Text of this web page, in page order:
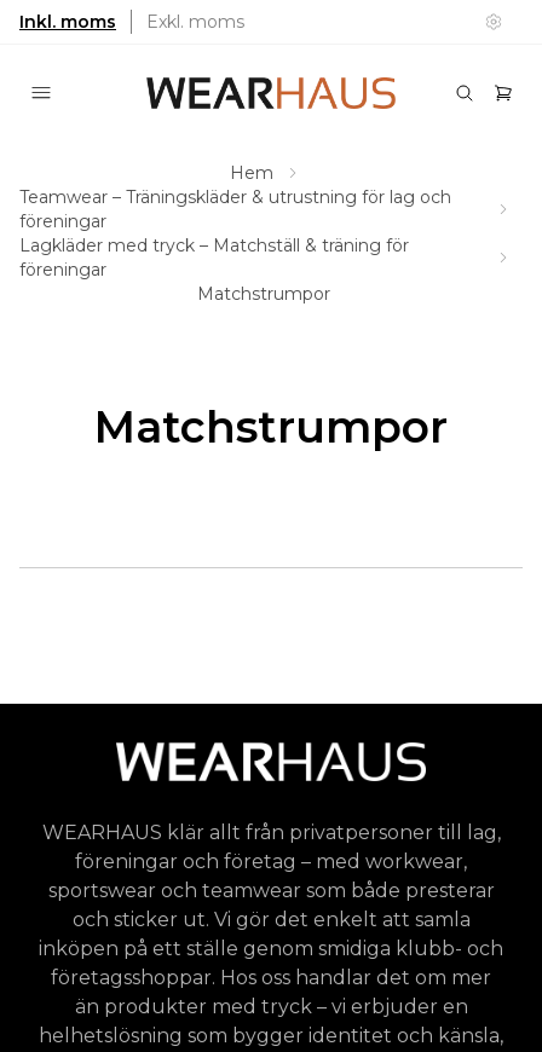
Inkl. moms Exkl. moms
Hem
Teamwear – Träningskläder & utrustning för lag och
föreningar
Lagkläder med tryck – Matchställ & träning för
föreningar
Matchstrumpor
Matchstrumpor
WEARHAUS klär allt från privatpersoner till lag,
föreningar och företag – med workwear,
sportswear och teamwear som både presterar
och sticker ut. Vi gör det enkelt att samla
inköpen på ett ställe genom smidiga klubb- och
företagsshoppar. Hos oss handlar det om mer
än produkter med tryck – vi erbjuder en
helhetslösning som bygger identitet och känsla,